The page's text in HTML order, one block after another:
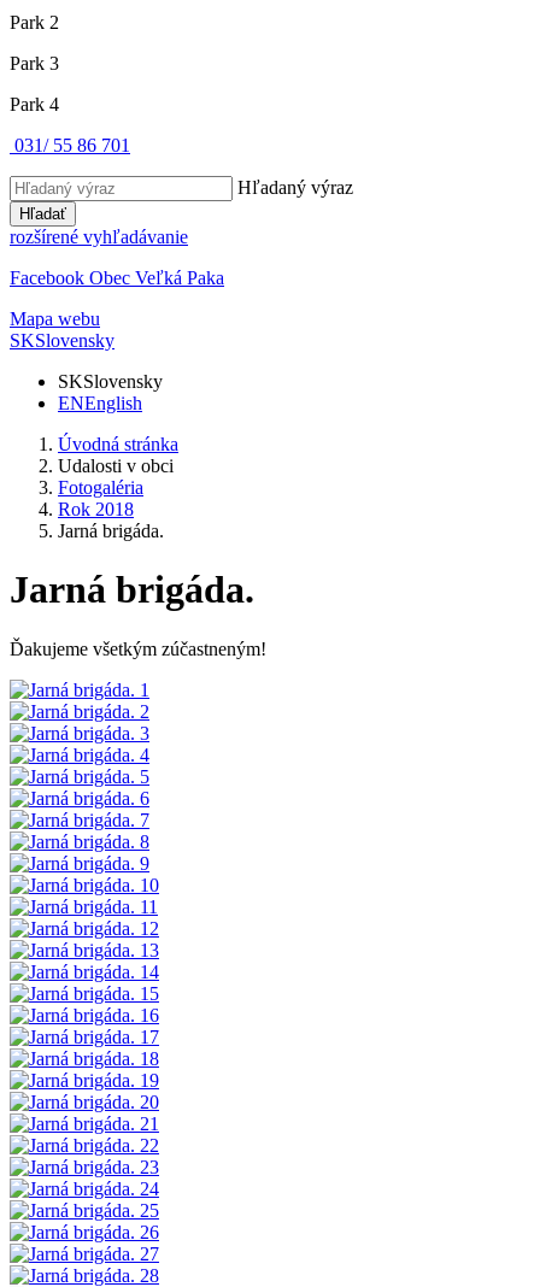
Park 2
Park 3
Park 4
031/ 55 86 701
Hľadaný výraz
Hľadať
rozšírené vyhľadávanie
Facebook Obec Veľká Paka
Mapa webu
SKSlovensky
SKSlovensky
ENEnglish
Úvodná stránka
Udalosti v obci
Fotogaléria
Rok 2018
Jarná brigáda.
Jarná brigáda.
Ďakujeme všetkým zúčastneným!